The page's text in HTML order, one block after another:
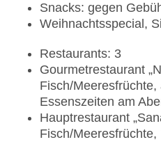
Snacks: gegen
Weihnachtsspecial,
Restaurants: 3
Gourmetrestaurant
Fisch/
Essenszeiten am
Hauptrestaurant
Fisch/